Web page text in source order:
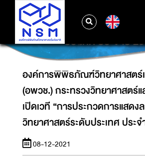
องค์การพิพิธภัณฑ์วิทยาศาสตร์
กระทรวงวิทยาศาสตร์และเทค
“การประกวดการแสดงละครวิ
ประเทศ ประจำปี
องค์การพิพิธภัณฑ์วิทยาศาสตร์
(อพวช.) กระทรวงวิทยาศาสตร์แ
เปิดเวที “การประกวดการแสดง
วิทยาศาสตร์ระดับประเทศ ประจ
08-12-2021